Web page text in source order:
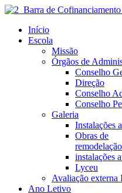
Início
Escola
Missão
Órgãos de
Conselho
Direção
Conselho
Conselho
Galeria
Instalações
Obras de
remodelação
instalações
Lyceu
Avaliação externa
Ano Letivo